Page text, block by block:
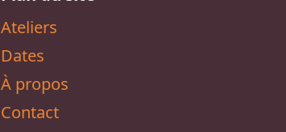
Ateliers
Dates
À propos
Contact